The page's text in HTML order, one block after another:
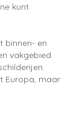
kunt
binnen- en
vakgebied
Europa, maar